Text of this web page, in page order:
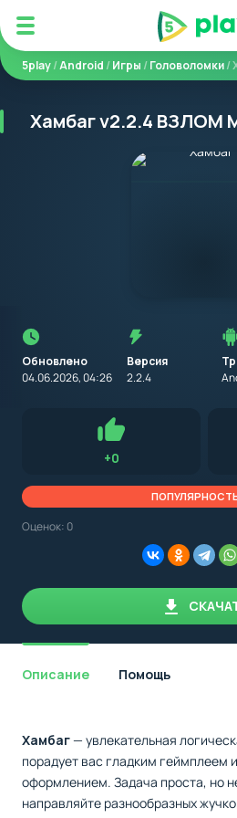
5play/Android /Игры /Головоломки/
Хамбаг v2.2.4 ВЗЛОМ
Обновлено
04.06.2026, 04:26
Версия
2.2.4
обращать внимание на
OS. Мы указываем минимально
+0Нравится
Оценок: 0
Описание Помощь
Хамбаг— увлекательная
порадует вас гладким геймплеем
оформлением. Задача проста, но
направляйте разнообразных